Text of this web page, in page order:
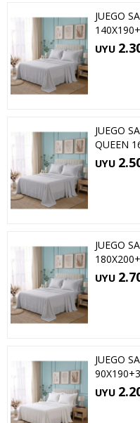
JUEGO
UYU
JUEGO
QUEEN
UYU
JUEGO
UYU
JUEGO
UYU